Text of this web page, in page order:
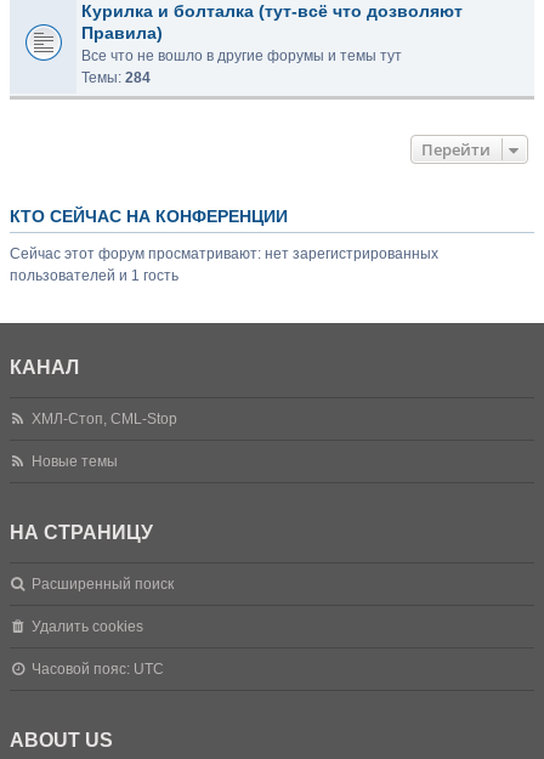
Курилка и болталка (тут-всё что дозволяют
Правила)
Все что не вошло в другие форумы и темы тут
Темы: 284
Перейти
КТО СЕЙЧАС НА КОНФЕРЕНЦИИ
Сейчас этот форум просматривают: нет зарегистрированных
пользователей и 1 гость
КАНАЛ
ХМЛ-Стоп, CML-Stop
Новые темы
НА СТРАНИЦУ
Расширенный поиск
Удалить cookies
Часовой пояс: UTC
ABOUT US